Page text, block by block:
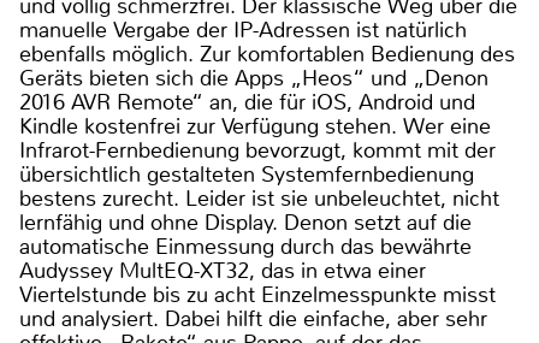
manuelle Vergabe der IP-Adressen ist natürlich
ebenfalls möglich. Zur komfortablen Bedienung des
Geräts bieten sich die Apps „Heos“ und „Denon
2016 AVR Remote“ an, die für iOS, Android und
Kindle kostenfrei zur Verfügung stehen. Wer eine
Infrarot-Fernbedienung bevorzugt, kommt mit der
übersichtlich gestalteten Systemfernbedienung
bestens zurecht. Leider ist sie unbeleuchtet, nicht
lernfähig und ohne Display. Denon setzt auf die
automatische Einmessung durch das bewährte
Audyssey MultEQ-XT32, das in etwa einer
Viertelstunde bis zu acht Einzelmesspunkte misst
und analysiert. Dabei hilft die einfache, aber sehr